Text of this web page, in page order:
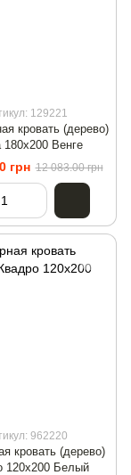
129221
кровать (дерево)
180х200 Венге
грн 12 083.00 грн
962220
кровать (дерево)
120х200 Белый